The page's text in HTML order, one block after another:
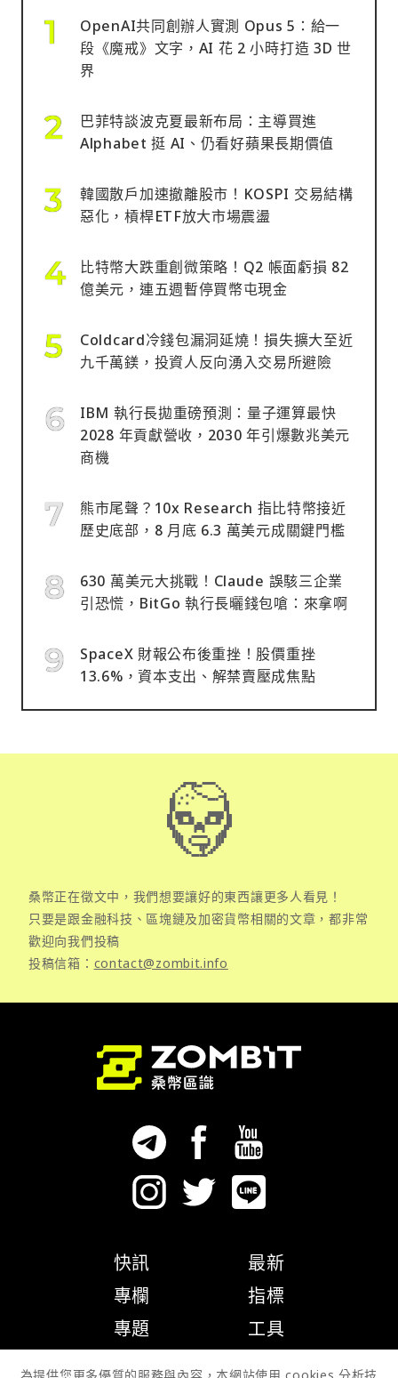
OpenAI共同創辦人實測 Opus 5：給一
段《魔戒》文字，AI 花 2 小時打造 3D 世
界
巴菲特談波克夏最新布局：主導買進
Alphabet 挺 AI、仍看好蘋果長期價值
韓國散戶加速撤離股市！KOSPI 交易結構
惡化，槓桿ETF放大市場震盪
比特幣大跌重創微策略！Q2 帳面虧損 82
億美元，連五週暫停買幣屯現金
Coldcard冷錢包漏洞延燒！損失擴大至近
九千萬鎂，投資人反向湧入交易所避險
IBM 執行長拋重磅預測：量子運算最快
2028 年貢獻營收，2030 年引爆數兆美元
商機
熊市尾聲？10x Research 指比特幣接近
歷史底部，8 月底 6.3 萬美元成關鍵門檻
630 萬美元大挑戰！Claude 誤駭三企業
引恐慌，BitGo 執行長曬錢包嗆：來拿啊
SpaceX 財報公布後重挫！股價重挫
13.6%，資本支出、解禁賣壓成焦點
桑幣正在徵文中，我們想要讓好的東西讓更多人看見！
只要是跟金融科技、區塊鏈及加密貨幣相關的文章，都非常
歡迎向我們投稿
投稿信箱： contact@zombit.info
快訊
專欄
專題
最新
指標
工具